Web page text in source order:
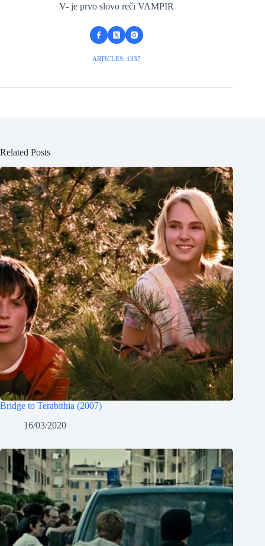
V- je prvo slovo reči VAMPIR
ARTICLES: 1337
Related Posts
Bridge to Terabithia (2007)
16/03/2020